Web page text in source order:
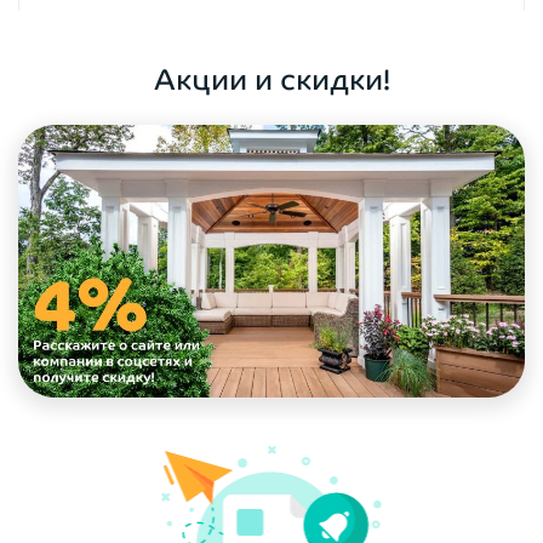
Акции и скидки!